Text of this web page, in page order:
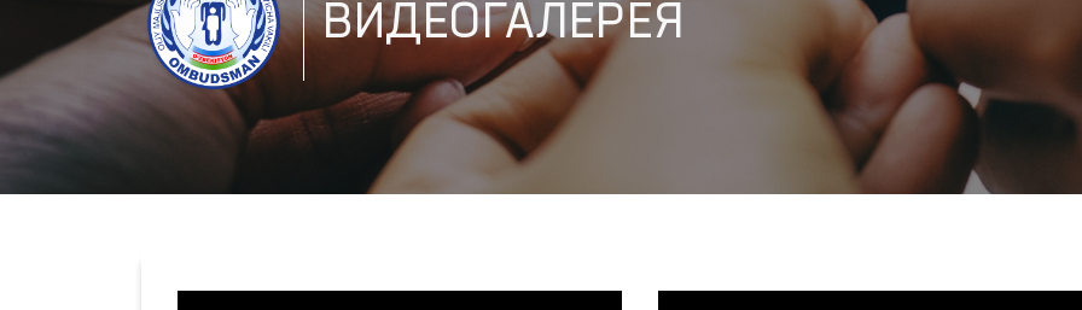
ВИДЕОГАЛЕРЕЯ